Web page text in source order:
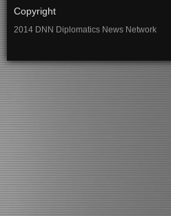
Copyright
2014 DNN Diplomatics News Network